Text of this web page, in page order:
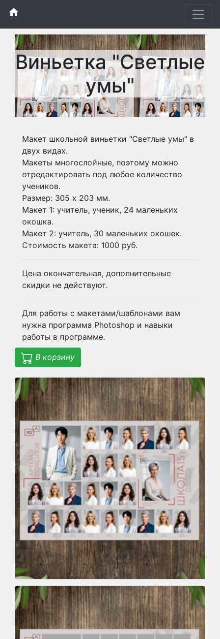
home
Виньетка "Светлые
умы"
Макет школьной виньетки "Светлые умы" в
двух видах.
Макеты многослойные, поэтому можно
отредактировать под любое количество
учеников.
Размер: 305 х 203 мм.
Макет 1: учитель, ученик, 24 маленьких
окошка.
Макет 2: учитель, 30 маленьких окошек.
Стоимость макета: 1000 руб.
Цена окончательная, дополнительные
скидки не действуют.
Для работы с макетами/шаблонами вам
нужна программа Photoshop и навыки
работы в программе.
В корзину